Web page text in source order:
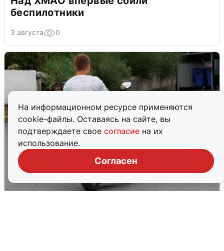
На информационном ресурсе применяются
cookie-файлы. Оставаясь на сайте, вы
подтверждаете свое согласие на их
использование.
Согласен
беспилотники
3 августа 0